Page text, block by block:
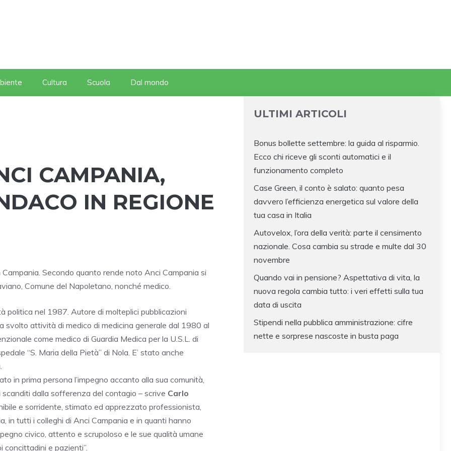
Cultura Scuola Dal mondo
CAMPANIA,
IN REGIONE
Secondo quanto rende noto Anci Campania si
Comune del Napoletano, nonché medico.
politica nel 1987. Autore di molteplici pubblicazioni
attività di medico di medicina generale dal 1980 al
come medico di Guardia Medica per la U.S.L. di
“S. Maria della Pietà” di Nola. E’ stato anche
in prima persona l’impegno accanto alla sua comunità,
dalla sofferenza del contagio – scrive Carlo
e sorridente, stimato ed apprezzato professionista,
in tutti i colleghi di Anci Campania e in quanti hanno
civico, attento e scrupoloso e le sue qualità umane
concittadini e pazienti”.
ULTIMI ARTICOLI
Bonus bollette settembre: la guida al risparmio.
Ecco chi riceve gli sconti automatici e il
funzionamento completo
Case Green, il conto è salato: quanto pesa
davvero l’efficienza energetica sul valore della
tua casa in Italia
Autovelox, l’ora della verità: parte il censimento
nazionale. Cosa cambia su strade e multe dal 30
novembre
Quando vai in pensione? Aspettativa di vita, la
nuova regola cambia tutto: i veri effetti sulla tua
data di uscita
Stipendi nella pubblica amministrazione: cifre
nette e sorprese nascoste in busta paga